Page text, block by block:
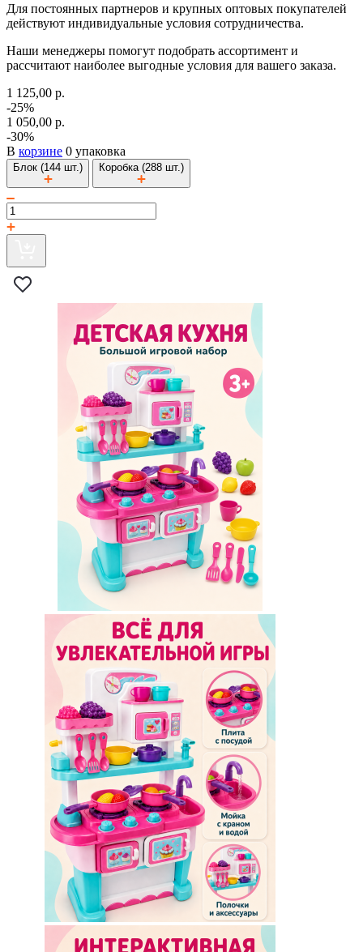
Для постоянных партнеров и крупных оптовых покупателей
действуют индивидуальные условия сотрудничества.
Наши менеджеры помогут подобрать ассортимент и
рассчитают наиболее выгодные условия для вашего заказа.
1 125,00 р.
-25%
1 050,00 р.
-30%
В корзине 0 упаковка
Блок (144 шт.) Коробка (288 шт.)